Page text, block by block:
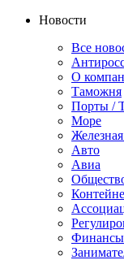
Новости
Все
О
Таможня
Порты /
Море
Авто
Авиа
Финансы